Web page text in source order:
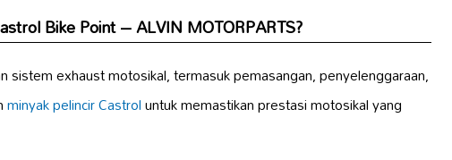
Bike Point – ALVIN MOTORPARTS?
sistem exhaust motosikal, termasuk pemasangan, penyelenggaraan,
minyak pelincir Castroluntuk memastikan prestasi motosikal yang